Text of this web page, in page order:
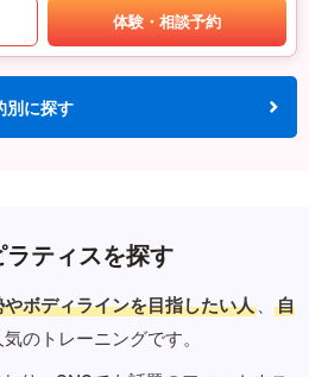
体験・相談予約
別に探す
ティスを探す
ボディラインを目指したい人 、
自
のトレーニングです。